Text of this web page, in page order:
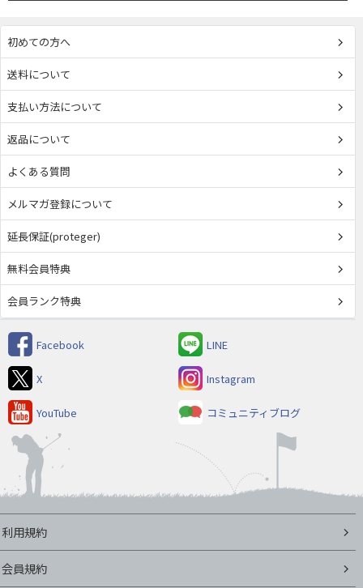
初めての方へ
送料について
支払い方法について
返品について
よくある質問
メルマガ登録について
延長保証(proteger)
無料会員特典
会員ランク特典
Facebook LINE
X Instagram
YouTube コミュニティブログ
利用規約
会員規約